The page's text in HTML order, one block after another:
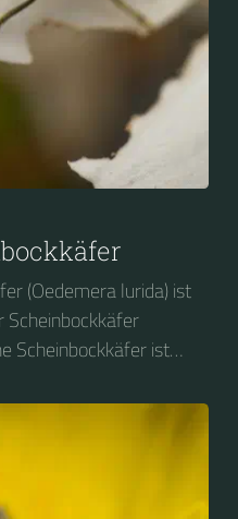
(Oedemera lurida) ist
Scheinbockkäfer
Scheinbockkäfer ist